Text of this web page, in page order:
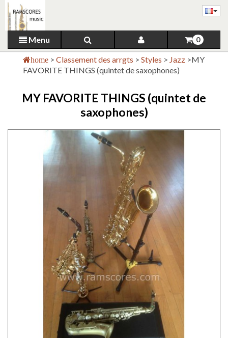
Menu 0
home > Classement des arrgts > Styles > Jazz >MY
FAVORITE THINGS (quintet de saxophones)
MY FAVORITE THINGS (quintet de
saxophones)